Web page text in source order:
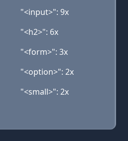
"<input>": 9x
"<h2>": 6x
"<form>": 3x
"<option>": 2x
"<small>": 2x